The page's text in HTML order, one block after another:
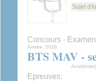
Sujet
Concours - Examen
Année: 2026
BTS MAV -
Epreuves: